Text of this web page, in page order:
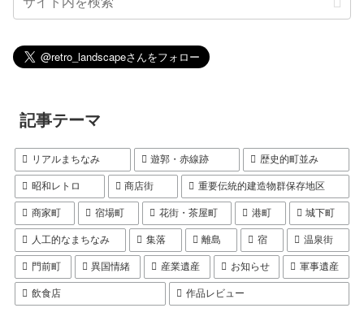
記事テーマ
リアルまちなみ 遊郭・赤線跡 歴史的町並み
昭和レトロ 商店街 重要伝統的建造物群保存地区
商家町 宿場町 花街・茶屋町 港町 城下町
人工的なまちなみ 集落 離島 宿 温泉街
門前町 異国情緒 産業遺産 お知らせ 軍事遺産
飲食店 作品レビュー